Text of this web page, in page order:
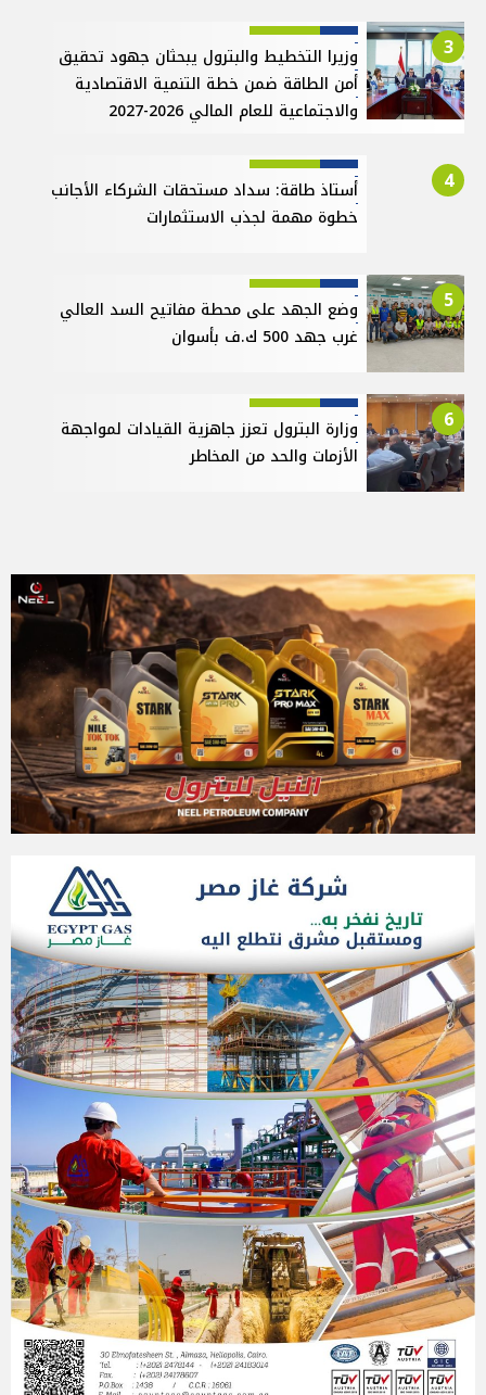
3
وزيرا التخطيط والبترول يبحثان جهود تحقيق
أمن الطاقة ضمن خطة التنمية الاقتصادية
والاجتماعية للعام المالي 2026-2027
4
أستاذ طاقة: سداد مستحقات الشركاء الأجانب
خطوة مهمة لجذب الاستثمارات
5
وضع الجهد على محطة مفاتيح السد العالي
غرب جهد 500 ك.ف بأسوان
6
وزارة البترول تعزز جاهزية القيادات لمواجهة
الأزمات والحد من المخاطر